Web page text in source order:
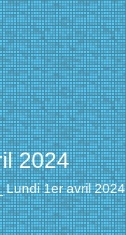
2024
Lundi 1er avril 2024